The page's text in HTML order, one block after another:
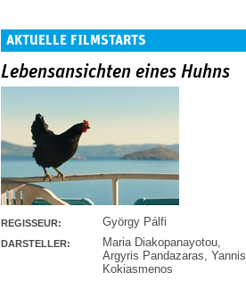
AKTUELLE FILMSTARTS
Lebensansichten eines Huhns
REGISSEUR: György Pálfi
DARSTELLER: Maria Diakopanayotou
Argyris Pandazaras Yannis
Kokiasmenos